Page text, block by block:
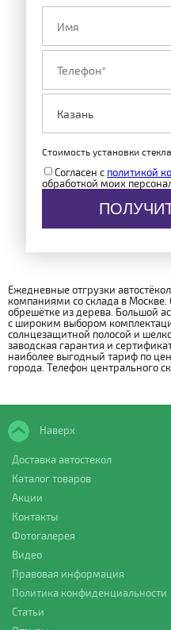
Стоимость установки
Согласен с политикой
обработкой моих
Ежедневные отгрузки
компаниями со склада в Москве.
обрешётке из дерева. Большой
с широким выбором
солнцезащитной полосой и
заводская гарантия и
наиболее выгодный тариф по
города. Телефон центрального
Наверх
Доставка автостекол
Каталог товаров
Акции
Контакты
Фотогалерея
Видео
Правовая информация
Политика конфиденциальности
Статьи